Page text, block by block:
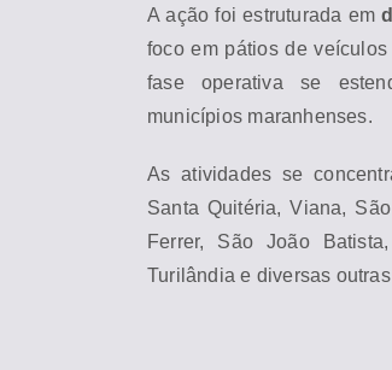
A ação foi estruturada em
foco em pátios de
fase operativa se
municípios maranhenses.
As atividades se
Santa Quitéria, Viana,
Ferrer, São João
Turilândia e diversas